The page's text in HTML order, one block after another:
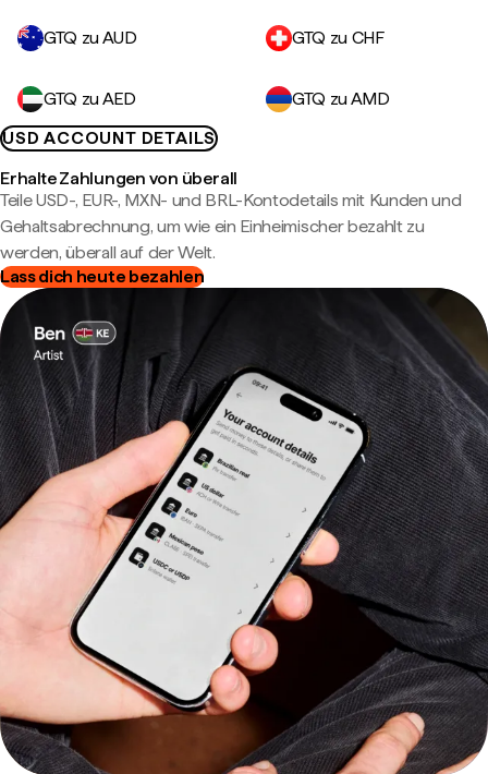
GTQ zu AUD GTQ zu CHF
GTQ zu AED
GTQ zu AMD
USD ACCOUNT DETAILS
Erhalte Zahlungen von überall
Teile USD-, EUR-, MXN- und BRL-Kontodetails mit Kunden und
Gehaltsabrechnung, um wie ein Einheimischer bezahlt zu
werden, überall auf der Welt.
Lass dich heute bezahlen